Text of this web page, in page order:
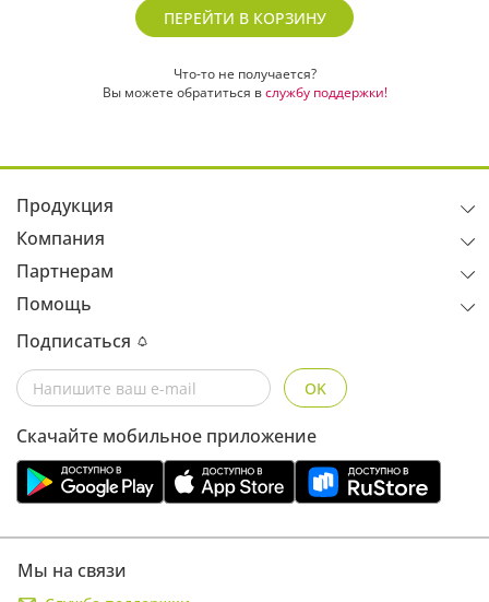
ПЕРЕЙТИ В КОРЗИНУ
Что-то не получается?
Вы можете обратиться вслужбу поддержки!
Компания
Партнерам
Продукция
Помощь
Подписаться
OK
Скачайте мобильное приложение
Мы на связи